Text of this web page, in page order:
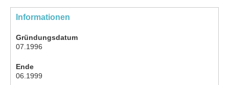
Informationen
Gründungsdatum
07.1996
Ende
06.1999